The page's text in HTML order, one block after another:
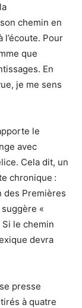
chemin en
l’écoute. Pour
que
En
je me sens
le
avec
Cela dit, un
chronique :
des Premières
suggère «
Si le chemin
devra
presse
à quatre